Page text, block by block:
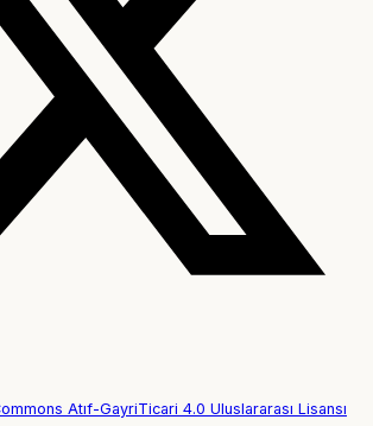
Atıf-GayriTicari 4.0 Uluslararası Lisansı